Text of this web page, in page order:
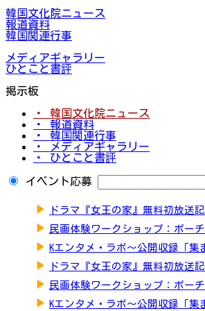
韓国文化院ニュース
報道資料
韓国関連行事
メディアギャラリー
ひとこと書評
掲示板
・ 韓国文化院ニュース
・ 報道資料
・ 韓国関連行事
・ メディアギャラリー
・ ひとこと書評
イベント応募
▶ ドラマ『女王の家』無料初放送
▶ 民画体験ワークショップ：ポー
▶ Kエンタメ・ラボ～公開収録「集
▶ ドラマ『女王の家』無料初放送
▶ 民画体験ワークショップ：ポー
▶ Kエンタメ・ラボ～公開収録「集